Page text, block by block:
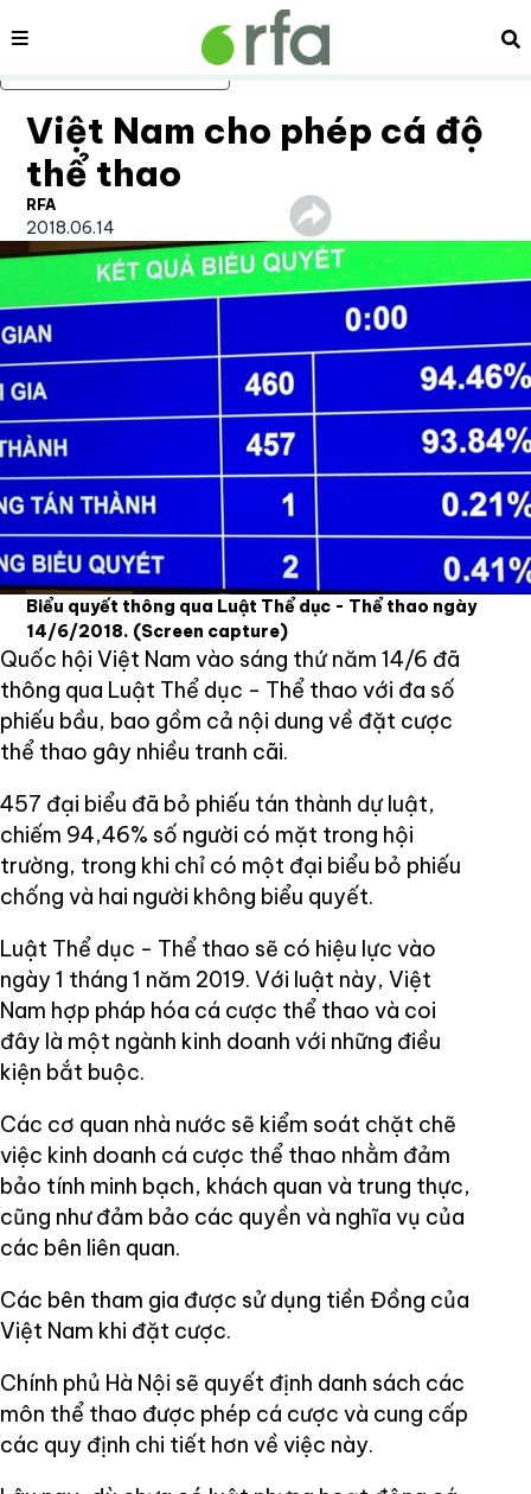
Bỏ qua nội dung chính
Nội dung
Việt Nam cho phép cá độ
thể thao
RFA
2018.06.14
Biểu quyết thông qua Luật Thể dục - Thể thao ngày
14/6/2018. (Screen capture)
Quốc hội Việt Nam vào sáng thứ năm 14/6 đã
thông qua Luật Thể dục - Thể thao với đa số
phiếu bầu, bao gồm cả nội dung về đặt cược
thể thao gây nhiều tranh cãi.
457 đại biểu đã bỏ phiếu tán thành dự luật,
chiếm 94,46% số người có mặt trong hội
trường, trong khi chỉ có một đại biểu bỏ phiếu
chống và hai người không biểu quyết.
Luật Thể dục - Thể thao sẽ có hiệu lực vào
ngày 1 tháng 1 năm 2019. Với luật này, Việt
Nam hợp pháp hóa cá cược thể thao và coi
đây là một ngành kinh doanh với những điều
kiện bắt buộc.
Các cơ quan nhà nước sẽ kiểm soát chặt chẽ
việc kinh doanh cá cược thể thao nhằm đảm
bảo tính minh bạch, khách quan và trung thực,
cũng như đảm bảo các quyền và nghĩa vụ của
các bên liên quan.
Các bên tham gia được sử dụng tiền Đồng của
Việt Nam khi đặt cược.
Chính phủ Hà Nội sẽ quyết định danh sách các
môn thể thao được phép cá cược và cung cấp
các quy định chi tiết hơn về việc này.